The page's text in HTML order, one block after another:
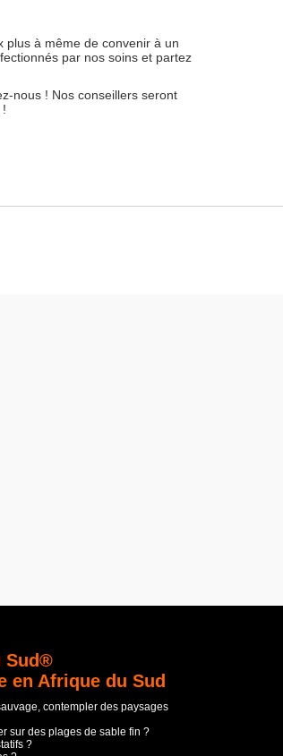
plus à même de convenir à un
par nos soins et partez
nous ! Nos conseillers seront
Sud®
en Afrique du Sud
contempler des paysages
sur des plages de sable fin ?
?